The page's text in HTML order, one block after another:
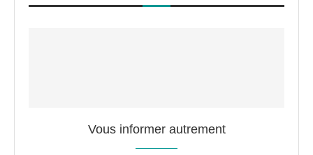
Vous informer autrement